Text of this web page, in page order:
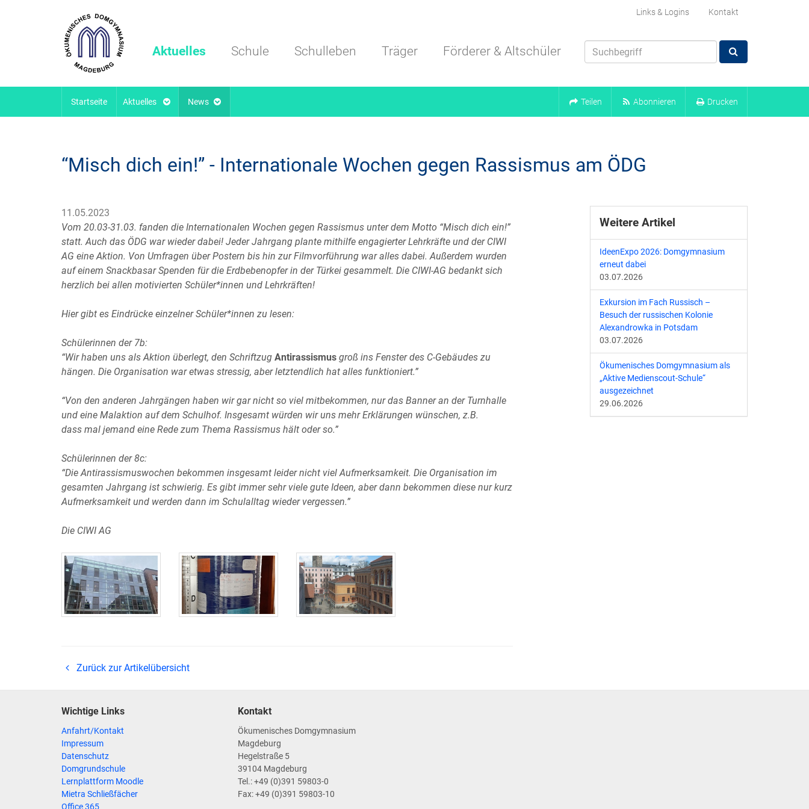
Links & Logins Kontakt
Aktuelles Schule Schulleben Träger Förderer & Altschüler
Startseite Aktuelles News Teilen Abonnieren Drucken
“Misch dich ein!” - Internationale Wochen gegen Rassismus am ÖDG
11.05.2023
Vom 20.03-31.03. fanden die Internationalen Wochen gegen Rassismus unter dem Motto “Misch dich ein!”
statt. Auch das ÖDG war wieder dabei! Jeder Jahrgang plante mithilfe engagierter Lehrkräfte und der CIWI
AG eine Aktion. Von Umfragen über Postern bis hin zur Filmvorführung war alles dabei. Außerdem wurden
auf einem Snackbasar Spenden für die Erdbebenopfer in der Türkei gesammelt. Die CIWI-AG bedankt sich
herzlich bei allen motivierten Schüler*innen und Lehrkräften!
Hier gibt es Eindrücke einzelner Schüler*innen zu lesen:
Schülerinnen der 7b:
“Wir haben uns als Aktion überlegt, den Schriftzug Antirassismus groß ins Fenster des C-Gebäudes zu
hängen. Die Organisation war etwas stressig, aber letztendlich hat alles funktioniert.”
“Von den anderen Jahrgängen haben wir gar nicht so viel mitbekommen, nur das Banner an der Turnhalle
und eine Malaktion auf dem Schulhof. Insgesamt würden wir uns mehr Erklärungen wünschen, z.B.
dass mal jemand eine Rede zum Thema Rassismus hält oder so.”
Schülerinnen der 8c:
“Die Antirassismuswochen bekommen insgesamt leider nicht viel Aufmerksamkeit. Die Organisation im
gesamten Jahrgang ist schwierig. Es gibt immer sehr viele gute Ideen, aber dann bekommen diese nur kurz
Aufmerksamkeit und werden dann im Schulalltag wieder vergessen.”
Die CIWI AG
Zurück zur Artikelübersicht
Weitere Artikel
IdeenExpo 2026: Domgymnasium
erneut dabei
03.07.2026
Exkursion im Fach Russisch –
Besuch der russischen Kolonie
Alexandrowka in Potsdam
03.07.2026
Ökumenisches Domgymnasium als
„Aktive Medienscout-Schule“
ausgezeichnet
29.06.2026
Wichtige Links
Anfahrt/Kontakt
Impressum
Datenschutz
Domgrundschule
Lernplattform Moodle
Mietra Schließfächer
Office 365
Kontakt
Ökumenisches Domgymnasium
Magdeburg
Hegelstraße 5
39104 Magdeburg
Tel.: +49 (0)391 59803-0
Fax: +49 (0)391 59803-10